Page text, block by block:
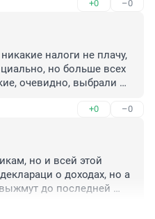
+0 –0
налоги не плачу,
но больше всех
очевидно, выбрали
+0 –0
но и всей этой
о доходах, но а
до последней